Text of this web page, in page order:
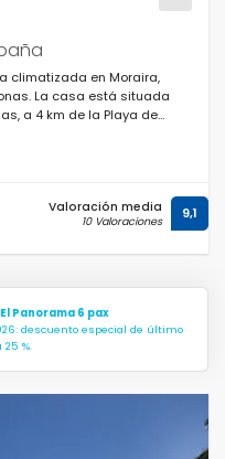
climatizada en Moraira,
La casa está situada
a 4 km de la Playa de
Valoración media
10 Valoraciones 9,1
Panorama 6 pax
descuento especial de último
%.